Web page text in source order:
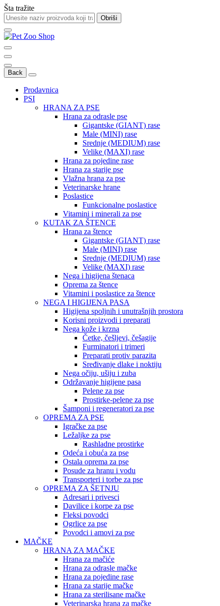
Šta tražite
Obriši
Back
Prodavnica
PSI
HRANA ZA PSE
Hrana za odrasle pse
Gigantske (GIANT) rase
Male (MINI) rase
Srednje (MEDIUM) rase
Velike (MAXI) rase
Hrana za pojedine rase
Hrana za starije pse
Vlažna hrana za pse
Veterinarske hrane
Poslastice
Funkcionalne poslastice
Vitamini i minerali za pse
KUTAK ZA ŠTENCE
Hrana za štence
Gigantske (GIANT) rase
Male (MINI) rase
Srednje (MEDIUM) rase
Velike (MAXI) rase
Nega i higijena štenaca
Oprema za štence
Vitamini i poslastice za štence
NEGA I HIGIJENA PASA
Higijena spoljnih i unutrašnjih prostora
Korisni proizvodi i preparati
Nega kože i krzna
Četke, češljevi, češagije
Furminatori i trimeri
Preparati protiv parazita
Sređivanje dlake i noktiju
Nega očiju, ušiju i zuba
Održavanje higijene pasa
Pelene za pse
Prostirke-pelene za pse
Šamponi i regeneratori za pse
OPREMA ZA PSE
Igračke za pse
Ležaljke za pse
Rashladne prostirke
Odeća i obuća za pse
Ostala oprema za pse
Posude za hranu i vodu
Transporteri i torbe za pse
OPREMA ZA ŠETNJU
Adresari i privesci
Davilice i korpe za pse
Fleksi povodci
Ogrlice za pse
Povodci i amovi za pse
MAČKE
HRANA ZA MAČKE
Hrana za mačiće
Hrana za odrasle mačke
Hrana za pojedine rase
Hrana za starije mačke
Hrana za sterilisane mačke
Veterinarska hrana za mačke